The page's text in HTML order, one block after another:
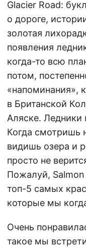
Glacier Road:
о дороге,
золотая
появления
когда-то всю
потом,
«напоминания»,
в Британской
Аляске.
Когда смотришь
видишь озера и
просто не
Пожалуй,
топ-5 самых
которые мы
Очень
такое мы